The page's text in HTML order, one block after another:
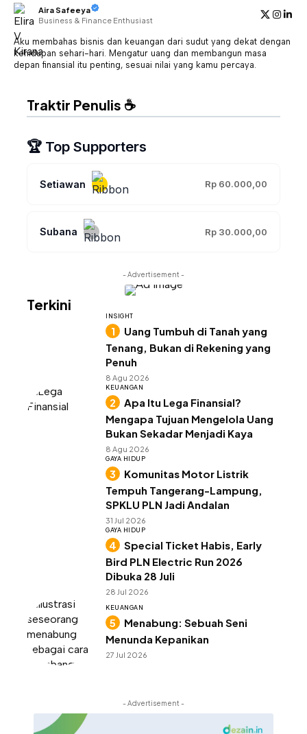
Aira Safeeya
Business & Finance Enthusiast
Aku membahas bisnis dan keuangan dari sudut yang dekat dengan
kehidupan sehari-hari. Mengatur uang dan membangun masa
depan finansial itu penting, sesuai nilai yang kamu percaya.
Traktir Penulis ☕
🏆 Top Supporters
Setiawan Rp 60.000,00
Subana Rp 30.000,00
- Advertisement -
Terkini
INSIGHT
Uang Tumbuh di Tanah yang
Tenang, Bukan di Rekening yang
Penuh
8 Agu 2026
KEUANGAN
Apa Itu Lega Finansial?
Mengapa Tujuan Mengelola Uang
Bukan Sekadar Menjadi Kaya
8 Agu 2026
GAYA HIDUP
Komunitas Motor Listrik
Tempuh Tangerang-Lampung,
SPKLU PLN Jadi Andalan
31 Jul 2026
GAYA HIDUP
Special Ticket Habis, Early
Bird PLN Electric Run 2026
Dibuka 28 Juli
28 Jul 2026
KEUANGAN
Menabung: Sebuah Seni
Menunda Kepanikan
27 Jul 2026
- Advertisement -